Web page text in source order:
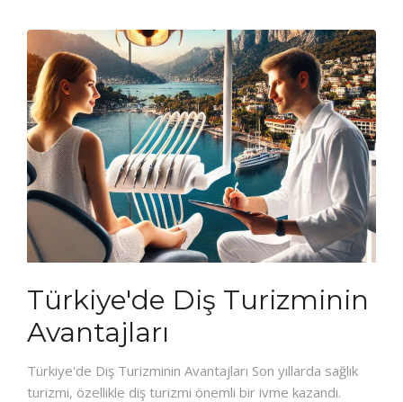
Türkiye'de Diş Turizminin
Avantajları
Türkiye'de Diş Turizminin Avantajları Son yıllarda sağlık
turizmi, özellikle diş turizmi önemli bir ivme kazandı.